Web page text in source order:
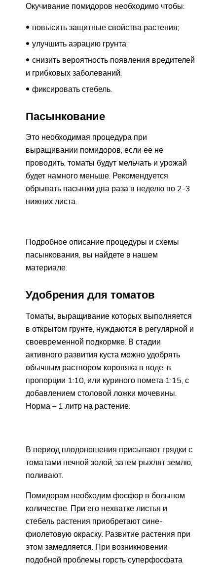
Окучивание помидоров необходимо чтобы:
повысить защитные свойства растения;
улучшить аэрацию грунта;
снизить вероятность появления вредителей
и грибковых заболеваний;
фиксировать стебель.
Пасынкование
Это необходимая процедура при
выращивании помидоров, если ее не
проводить, томаты будут мельчать и урожай
будет намного меньше. Рекомендуется
обрывать пасынки два раза в неделю по 2-3
нижних листа.
Подробное описание процедуры и схемы
пасынкования, вы найдете в нашем
материале.
Удобрения для томатов
Томаты, выращивание которых выполняется
в открытом грунте, нуждаются в регулярной и
своевременной подкормке. В стадии
активного развития куста можно удобрять
обычным раствором коровяка в воде, в
пропорции 1:10, или куриного помета 1:15, с
добавлением столовой ложки мочевины.
Норма – 1 литр на растение.
В период плодоношения присыпают грядки с
томатами печной золой, затем рыхлят землю,
поливают.
Помидорам необходим фосфор в большом
количестве. При его нехватке листья и
стебель растения приобретают сине-
фиолетовую окраску. Развитие растения при
этом замедляется. При возникновении
подобной проблемы горсть суперфосфата